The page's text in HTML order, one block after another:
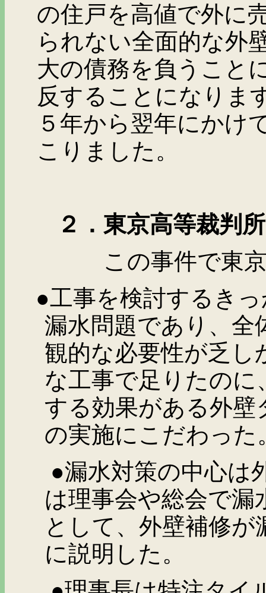
の住戸を高値で外に
られない全面的な外
大の債務を負うこと
反することになりま
５年から翌年にかけ
こりました。
２．東京高等裁判所
この事件で東京高
●工事を検討するき
漏水問題であり、全
観的な必要性が乏
な工事で足りたのに
する効果がある外壁
の実施にこだわった
●漏水対策の中心は
は理事会や総会で漏
として、外壁補修
に説明した。